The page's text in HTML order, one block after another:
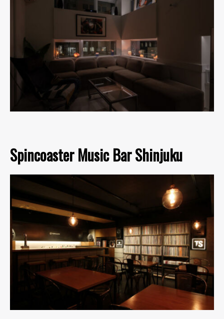
Spincoaster Music Bar Shinjuku